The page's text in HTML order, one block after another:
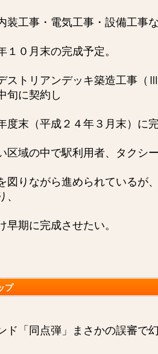
装工事・電気工事・設備工事
１０月末の完成予定。
ストリアンデッキ築造工事（
旬に契約し
度末（平成２４年３月末）に
区域の中で駅利用者、タクシ
図りながら進められているが
、
早期に完成させたい。
プ
ド「同点弾」まさかの誤審で